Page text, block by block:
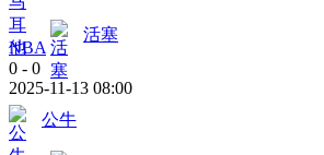
NBA
活塞
0 - 0
2025-11-13 08:00
公牛